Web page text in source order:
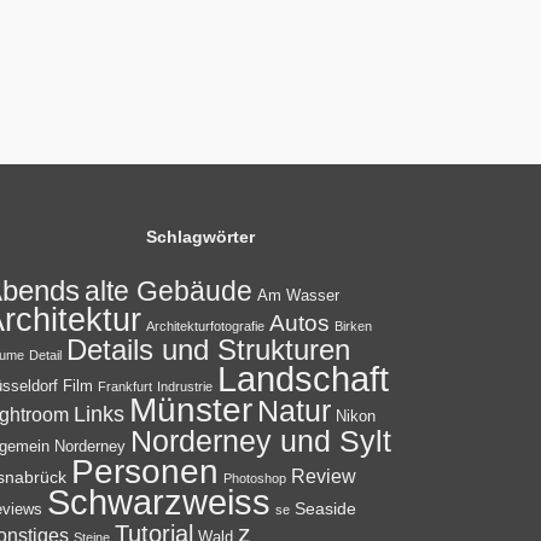
Schlagwörter
alte Gebäude Am Wasser
Architekturfotografie Autos Birken
Detail Details und Strukturen
Film Frankfurt Indrustrie Landschaft
Links Münster Natur Nikon
Norderney Norderney und Sylt
Personen Photoshop Review
Schwarzweiss se Seaside
Steine Tutorial Wald z